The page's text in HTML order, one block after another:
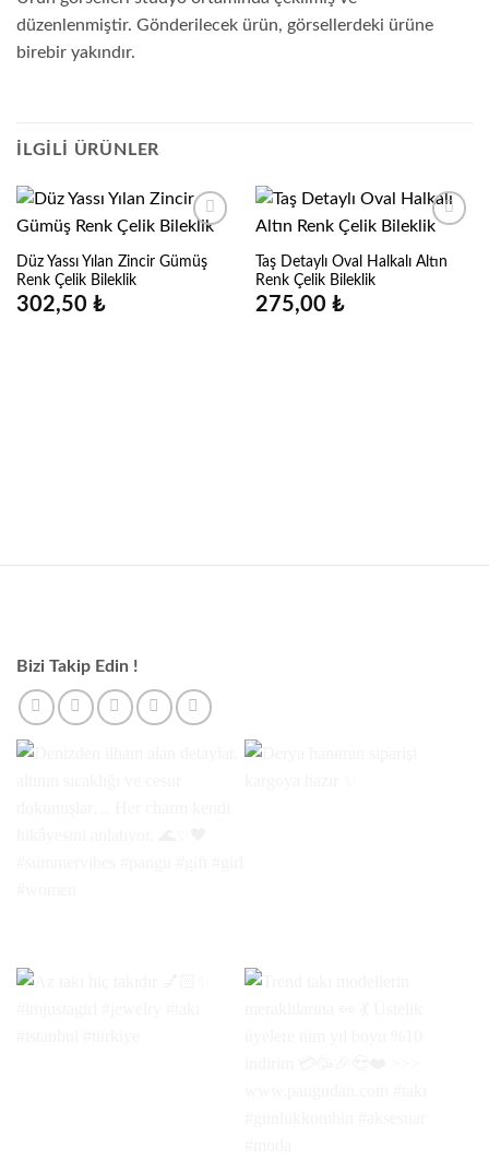
düzenlenmiştir. Gönderilecek ürün, görsellerdeki ürüne
birebir yakındır.
İLGILI ÜRÜNLER
Düz Yassı Yılan Zincir Gümüş
Renk Çelik Bileklik
302,50 ₺
Taş Detaylı Oval Halkalı Altın
Renk Çelik Bileklik
275,00 ₺
Bizi Takip Edin !